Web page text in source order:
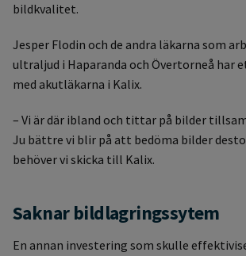
bildkvalitet.
Jesper Flodin och de andra läkarna som
ultraljud i Haparanda och Övertorneå har
med akutläkarna i Kalix.
– Vi är där ibland och tittar på bilder
Ju bättre vi blir på att bedöma bilder
behöver vi skicka till Kalix.
Saknar bildlagringssytem
En annan investering som skulle